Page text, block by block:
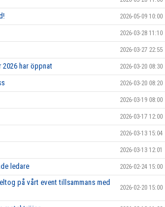
2026-05-09 10:00
2026-03-28 11:10
2026-03-27 22:55
2026 har öppnat 2026-03-20 08:30
2026-03-20 08:20
2026-03-19 08:00
2026-03-17 12:00
2026-03-13 15:04
2026-03-13 12:01
ledare 2026-02-24 15:00
på vårt event tillsammans med
2026-02-20 15:00